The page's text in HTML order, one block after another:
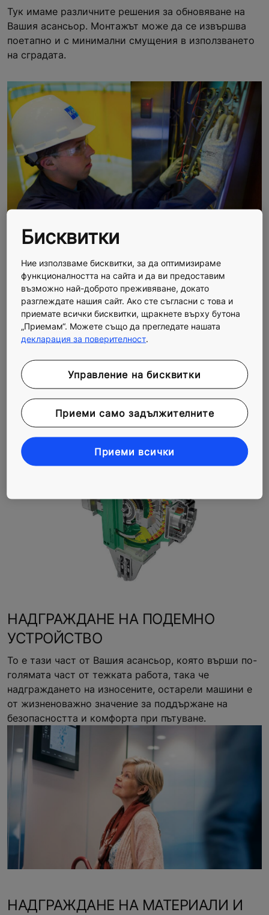
Тук имаме различните решения за обновяване на
Вашия асансьор. Монтажът може да се извършва
поетапно и с минимални смущения в използването
на сградата.
НАДГРАЖДАНЕ НА
ЕЛЕКТРИФИКАЦИЯТА
Надграждането на контролера на асансьора Ви и
системата за електрификация ще подобри неговата
надеждност, екологична ефективност, безопасност
и достъпност. Нашите бързи за монтаж решения ще
приведат асансьора Ви отново в експлоатация в
най-кратки срокове. Свързаността прави асансьора
Ви по-умен и по-желан – помага Ви да получите
повече стойност от всеки квадратен метър с нови
услуги, активирани от дигиталната платформа на
НАДГРАЖДАНЕ НА ПОДЕМНО
УСТРОЙСТВО
То е тази част от Вашия асансьор, която върши по-
голямата част от тежката работа, така че
надграждането на износените, остарели машини е
от жизненоважно значение за поддържане на
безопасността и комфорта при пътуване.
НАДГРАЖДАНЕ НА МАТЕРИАЛИ И
Бисквитки
Ние използваме бисквитки, за да оптимизираме
функционалността на сайта и да ви предоставим
възможно най-доброто преживяване, докато
разглеждате нашия сайт. Ако сте съгласни с това и
приемате всички бисквитки, щракнете върху бутона
„Приемам“. Можете също да прегледате нашата
декларация за поверителност
Управление на бисквитки
Приеми само задължителните
Приеми всички